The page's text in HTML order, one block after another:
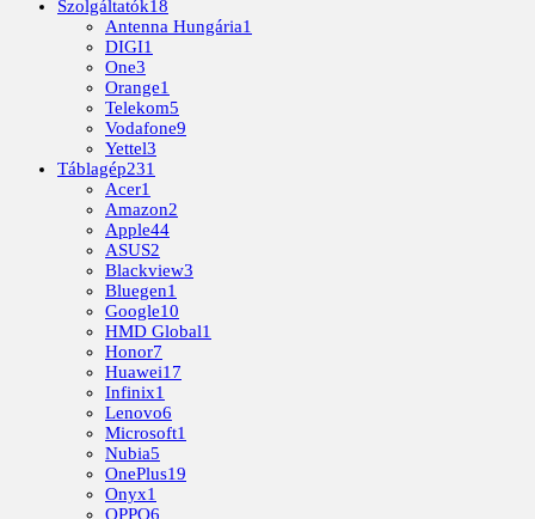
Szolgáltatók18
Antenna Hungária1
DIGI1
One3
Orange1
Telekom5
Vodafone9
Yettel3
Táblagép231
Acer1
Amazon2
Apple44
ASUS2
Blackview3
Bluegen1
Google10
HMD Global1
Honor7
Huawei17
Infinix1
Lenovo6
Microsoft1
Nubia5
OnePlus19
Onyx1
OPPO6